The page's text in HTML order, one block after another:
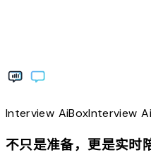
Interview AiBoxInterview
不只是准备，更是实时